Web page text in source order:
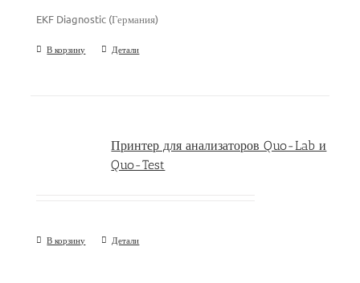
EKF Diagnostic (Германия)
В корзину Детали
Принтер для анализаторов Quo-Lab и
Quo-Test
В корзину Детали